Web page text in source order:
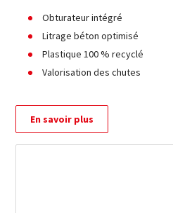
Obturateur intégré
Litrage béton optimisé
Plastique 100 % recyclé
Valorisation des chutes
En savoir plus